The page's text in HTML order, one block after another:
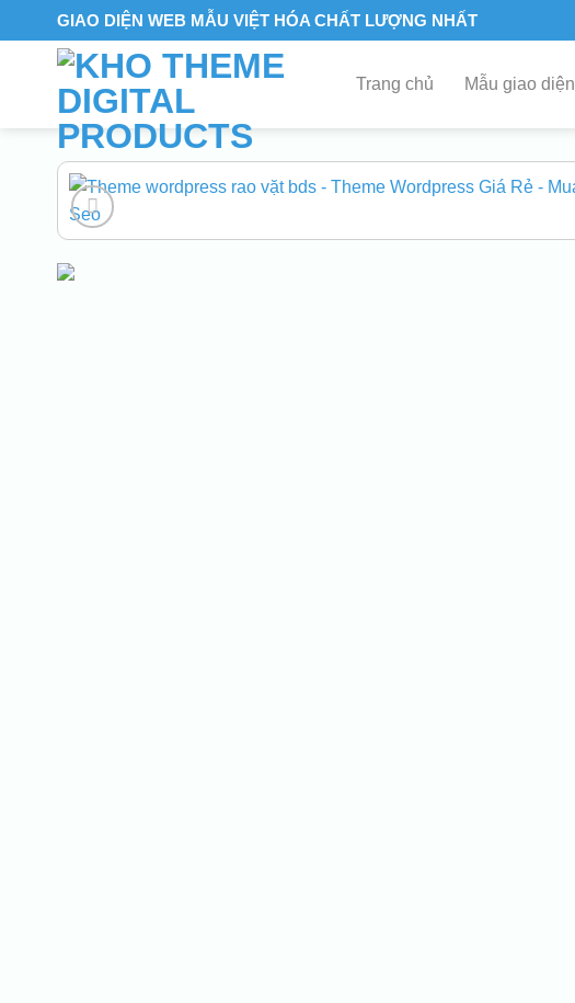
to
GIAO DIỆN WEB MẪU VIỆT HÓA CHẤT LƯỢNG NHẤT
Trang chủ Mẫu giao diện